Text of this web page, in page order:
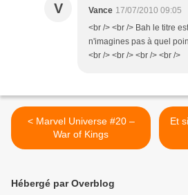
V Vance 17/07/2010 09:05
<br /> <br /> Bah le titre
n'imagines pas à quel
<br /> <br /> <br /> <br />
< Marvel Universe #20 –
War of Kings
Et
Hébergé par Overblog